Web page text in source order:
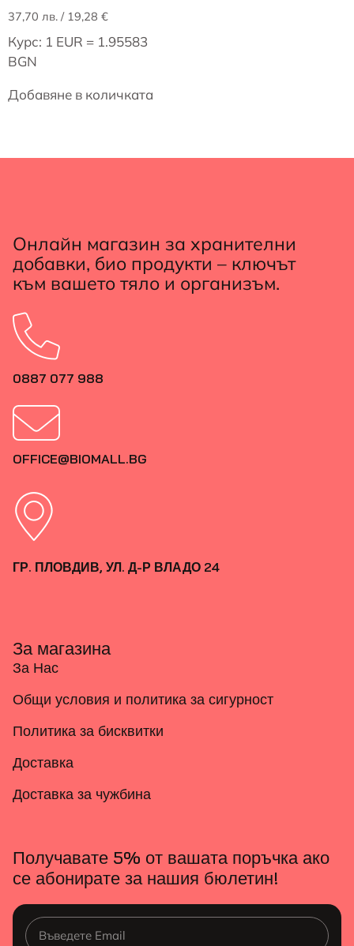
37,70 лв. / 19,28 €
Курс: 1 EUR = 1.95583
BGN
Добавяне в количката
Онлайн магазин за хранителни
добавки, био продукти – ключът
към вашето тяло и организъм.
0887 077 988
OFFICE@BIOMALL.BG
ГР. ПЛОВДИВ, УЛ. Д-Р ВЛАДО 24
За магазина
За Нас
Общи условия и политика за сигурност
Политика за бисквитки
Доставка
Доставка за чужбина
Получавате 5% от вашата поръчка ако
се абонирате за нашия бюлетин!